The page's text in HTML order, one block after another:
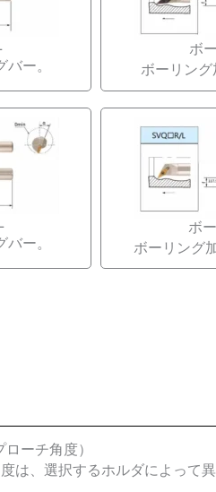
ー。
ボ
ボーリング
ー。
ボ
ボーリング
ーチ角度）
は、選択するホルダによっ